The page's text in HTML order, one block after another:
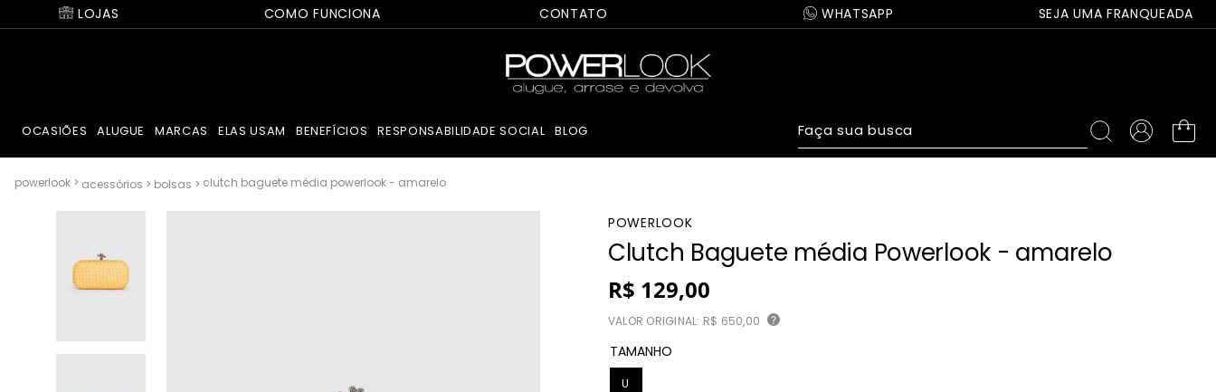
LOJAS COMO FUNCIONA CONTATO WHATSAPP SEJA UMA FRANQUEADA
OCASIÕES ALUGUE MARCAS ELAS USAM BENEFÍCIOS RESPONSABILIDADE SOCIAL BLOG Faça sua busca
acessórios bolsas clutch baguete média powerlook - amarelo
POWERLOOK
Clutch Baguete média Powerlook - amarelo
R$ 129,00
VALOR ORIGINAL: R$ 650,00 ?
TAMANHO
U